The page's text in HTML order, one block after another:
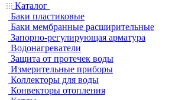
Каталог
Баки пластиковые
Баки мембранные расширительные
Запорно-регулирующая арматура
Водонагреватели
Защита от протечек воды
Измерительные приборы
Коллекторы для воды
Конвекторы отопления